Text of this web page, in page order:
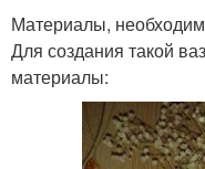
Материалы,
Для создания такой
материалы: